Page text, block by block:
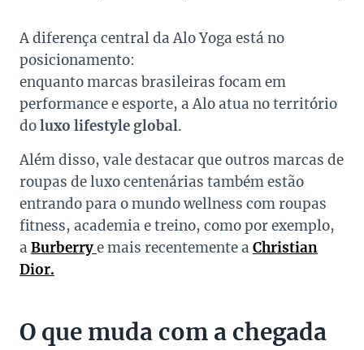
A diferença central da Alo Yoga está no
posicionamento:
enquanto marcas brasileiras focam em
performance e esporte, a Alo atua no território
doluxo lifestyle global.
Além disso, vale destacar que outros marcas de
roupas de luxo centenárias também estão
entrando para o mundo wellness com roupas
fitness, academia e treino, como por exemplo,
a Burberrye mais recentemente a Christian
Dior.
O que muda com a chegada